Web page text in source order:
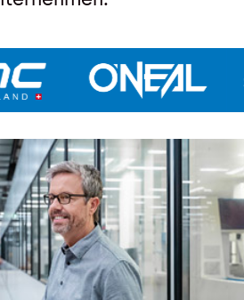
pmOne
& Technologie
& Karriere
Kontakt
Impressum